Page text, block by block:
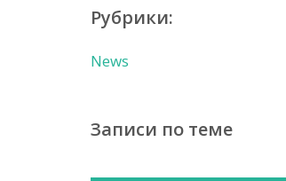
Рубрики:
News
Записи по теме